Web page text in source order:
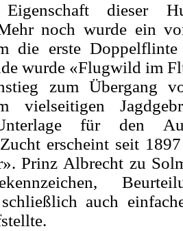
dieser
noch wurde ein
die erste
wurde «Flugwild im
zum Übergang
vielseitigen
Unterlage für den
erscheint seit
Prinz Albrecht zu
auch